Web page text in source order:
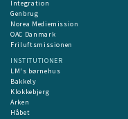
Integration
Genbrug
Norea Mediemission
OAC Danmark
Friluftsmissionen
INSTITUTIONER
LM's børnehus
Bakkely
Klokkebjerg
Arken
Håbet